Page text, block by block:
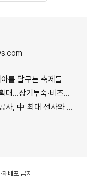
를 달구는 축제들
숙·비즈니스 수요 공략
中 최대 선사와 맞손
배포 금지